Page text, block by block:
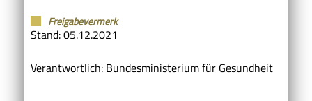
Freigabevermerk
Stand: 05.12.2021
Verantwortlich: Bundesministerium für Gesundheit